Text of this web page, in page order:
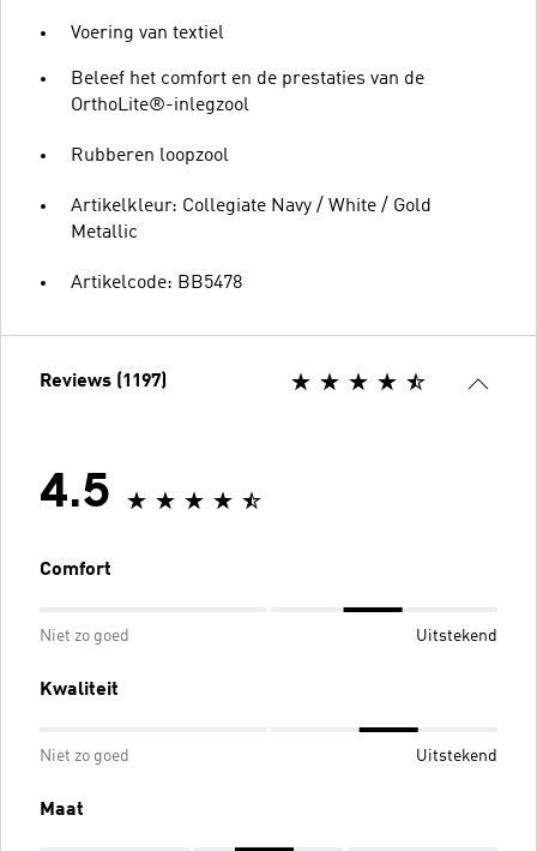
Voering van textiel
Beleef het comfort en de prestaties van de
OrthoLite®-inlegzool
Rubberen loopzool
Artikelkleur: Collegiate Navy / White / Gold
Metallic
Artikelcode: BB5478
Reviews (1197)
4.5
Comfort
Niet zo goed Uitstekend
Kwaliteit
Niet zo goed Uitstekend
Maat